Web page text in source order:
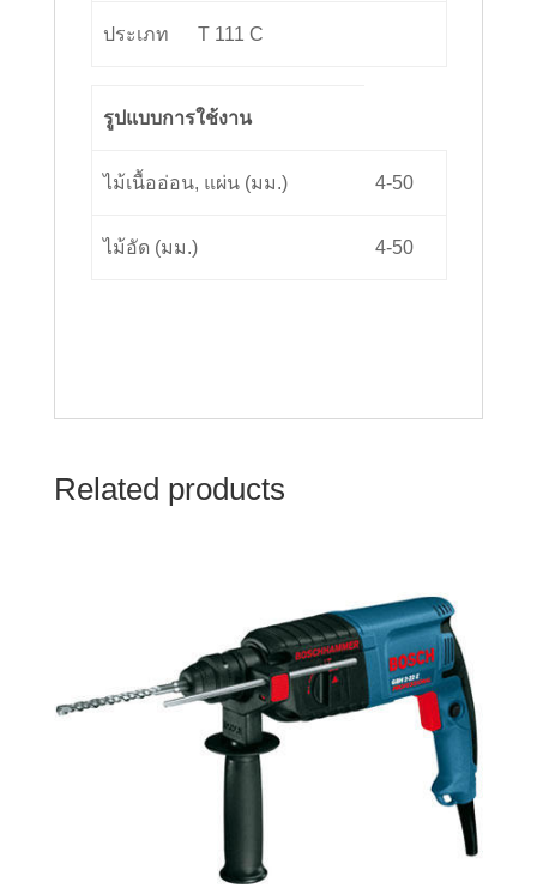
ประเภท T 111 C
รูปแบบการใช้งาน
ไม้เนื้ออ่อน, แผ่น (มม.) 4-50
ไม้อัด (มม.) 4-50
Related products